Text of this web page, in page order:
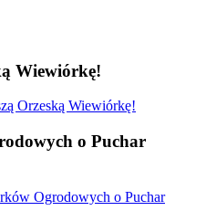
Wiewiórkę!
Orzeską Wiewiórkę!
o Puchar
Ogrodowych o Puchar